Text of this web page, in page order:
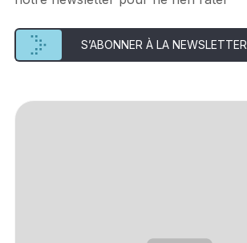
S’ABONNER À LA NEWSLETTER